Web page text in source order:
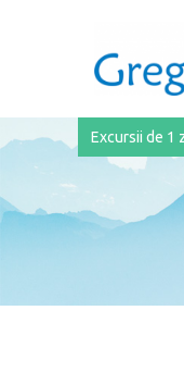
Excursii de 1